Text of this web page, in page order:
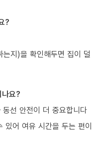
?
지)을 확인해두면 집이 덜
요?
선 안전이 더 중요합니다
있어 여유 시간을 두는 편이